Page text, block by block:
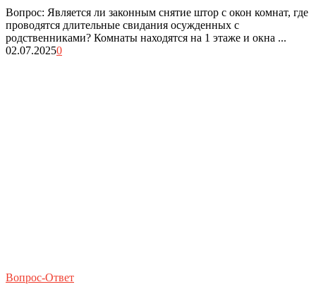
Вопрос: Является ли законным снятие штор с окон комнат, где
проводятся длительные свидания осужденных с
родственниками? Комнаты находятся на 1 этаже и окна ...
02.07.20250
Вопрос-Ответ